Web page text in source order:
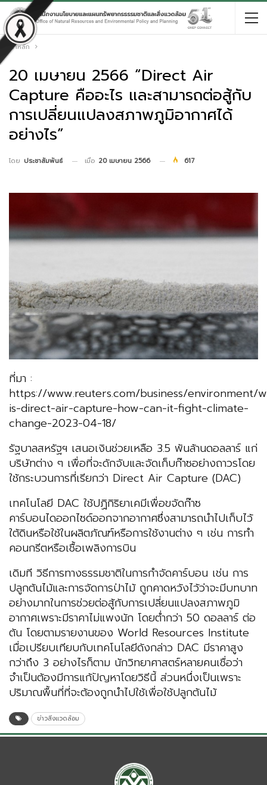
หน้าหลัก
20 เมษายน 2566 “Direct Air
Capture คืออะไร และสามารถต่อสู้กับ
การเปลี่ยนแปลงสภาพภูมิอากาศได้
อย่างไร”
โดย ประชาสัมพันธ์ เมื่อ 20 เมษายน 2566 617
ที่มา :
https://www.reuters.com/business/environment/
is-direct-air-capture-how-can-it-fight-climate-
change-2023-04-18/
รัฐบาลสหรัฐฯ เสนอเงินช่วยเหลือ 3.5 พันล้านดอลลาร์ แก่
บริษัทต่าง ๆ เพื่อที่จะดักจับและจัดเก็บก๊าซอย่างถาวรโดย
ใช้กระบวนการที่เรียกว่า Direct Air Capture (DAC)
เทคโนโลยี DAC ใช้ปฏิกิริยาเคมีเพื่อขจัดก๊าซ
คาร์บอนไดออกไซด์ออกจากอากาศซึ่งสามารถนำไปเก็บไว้
ใต้ดินหรือใช้ในผลิตภัณฑ์หรือการใช้งานต่าง ๆ เช่น การทำ
คอนกรีตหรือเชื้อเพลิงการบิน
เดิมที วิธีการทางธรรมชาติในการกำจัดคาร์บอน เช่น การ
ปลูกต้นไม้และการจัดการป่าไม้ ถูกคาดหวังไว้ว่าจะมีบทบาท
อย่างมากในการช่วยต่อสู้กับการเปลี่ยนแปลงสภาพภูมิ
อากาศเพราะมีราคาไม่แพงนัก โดยต่ำกว่า 50 ดอลลาร์ ต่อ
ตัน โดยตามรายงานของ World Resources Institute
เมื่อเปรียบเทียบกับเทคโนโลยีดังกล่าว DAC มีราคาสูง
กว่าถึง 3 อย่างไรก็ตาม นักวิทยาศาสตร์หลายคนเชื่อว่า
จำเป็นต้องมีการแก้ปัญหาโดยวิธีนี้ ส่วนหนึ่งเป็นเพราะ
ปริมาณพื้นที่ที่จะต้องถูกนำไปใช้เพื่อใช้ปลูกต้นไม้
ข่าวสิ่งแวดล้อม